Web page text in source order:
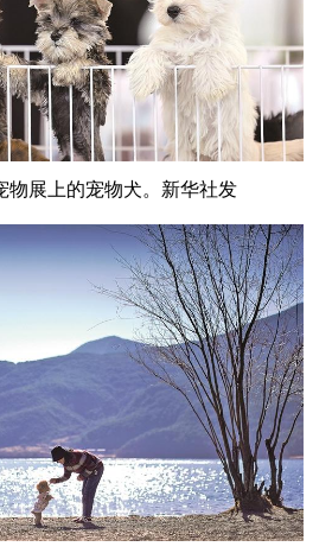
物展上的宠物犬。新华社发